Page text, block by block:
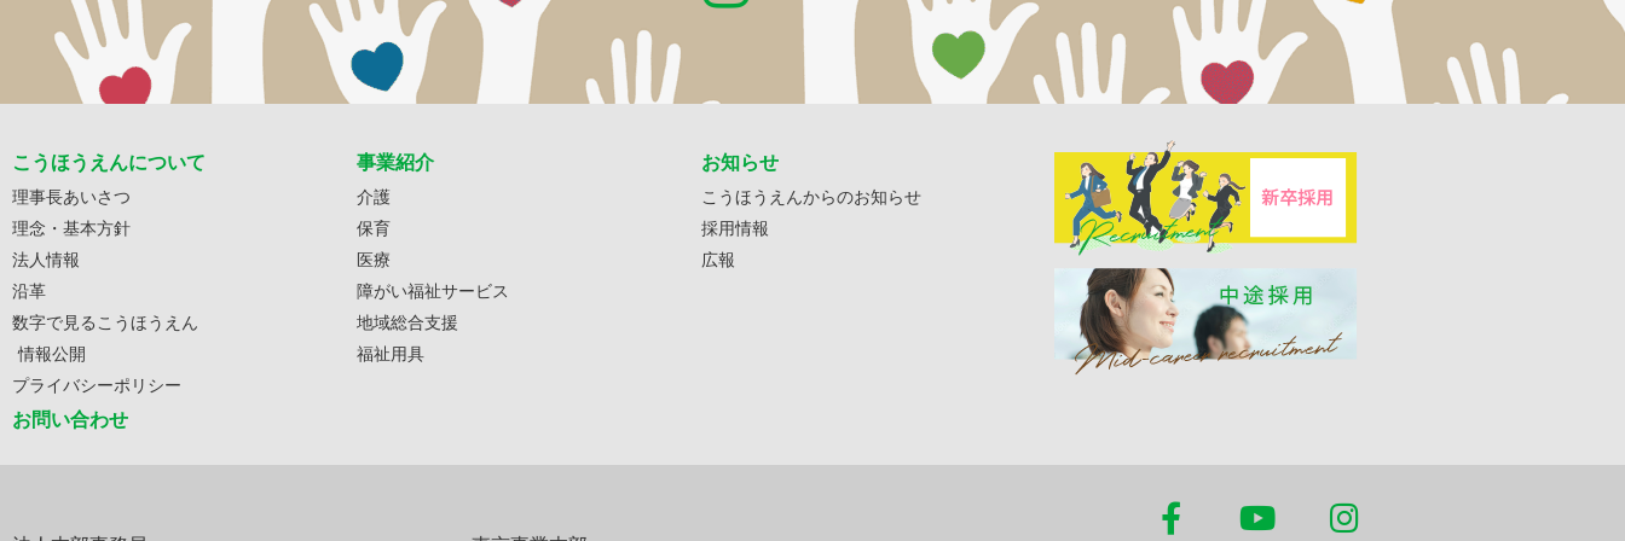
こうほうえんについて
理事長あいさつ
理念・基本方針
法人情報
沿革
数字で見るこうほうえん
情報公開
プライバシーポリシー
お問い合わせ
事業紹介
介護
保育
医療
障がい福祉サービス
地域総合支援
福祉用具
お知らせ
こうほうえんからのお知らせ
採用情報
広報